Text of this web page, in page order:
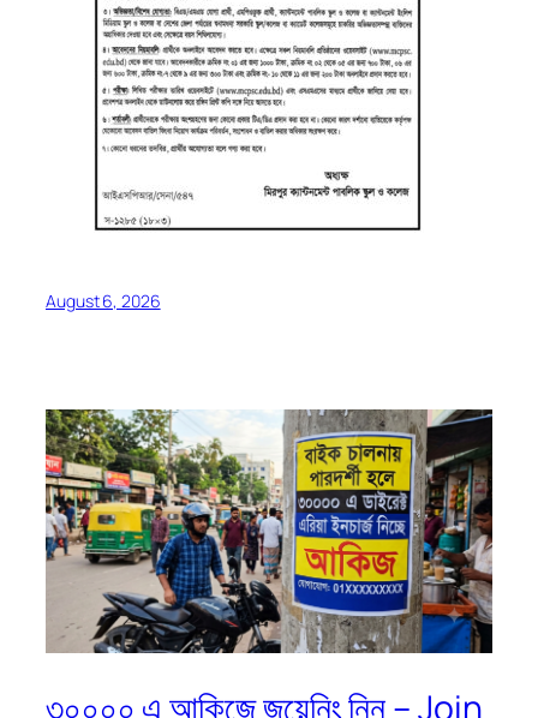
August 6, 2026
৩০০০০ এ আকিজে জয়েনিং নিন – Join